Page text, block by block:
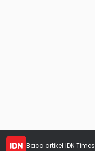
Baca artikel IDN Times